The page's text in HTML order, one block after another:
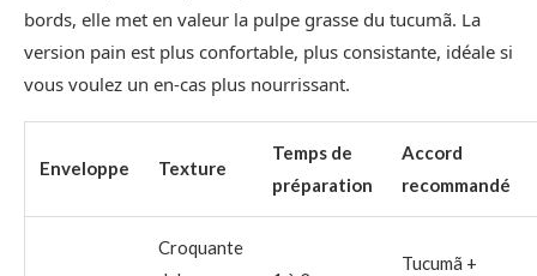
bords, elle met en valeur la pulpe grasse du tucumã. La
version pain est plus confortable, plus consistante, idéale si
vous voulez un en-cas plus nourrissant.
Enveloppe Texture
Temps de
préparation
Accord
recommandé
Croquante
Tucumã +